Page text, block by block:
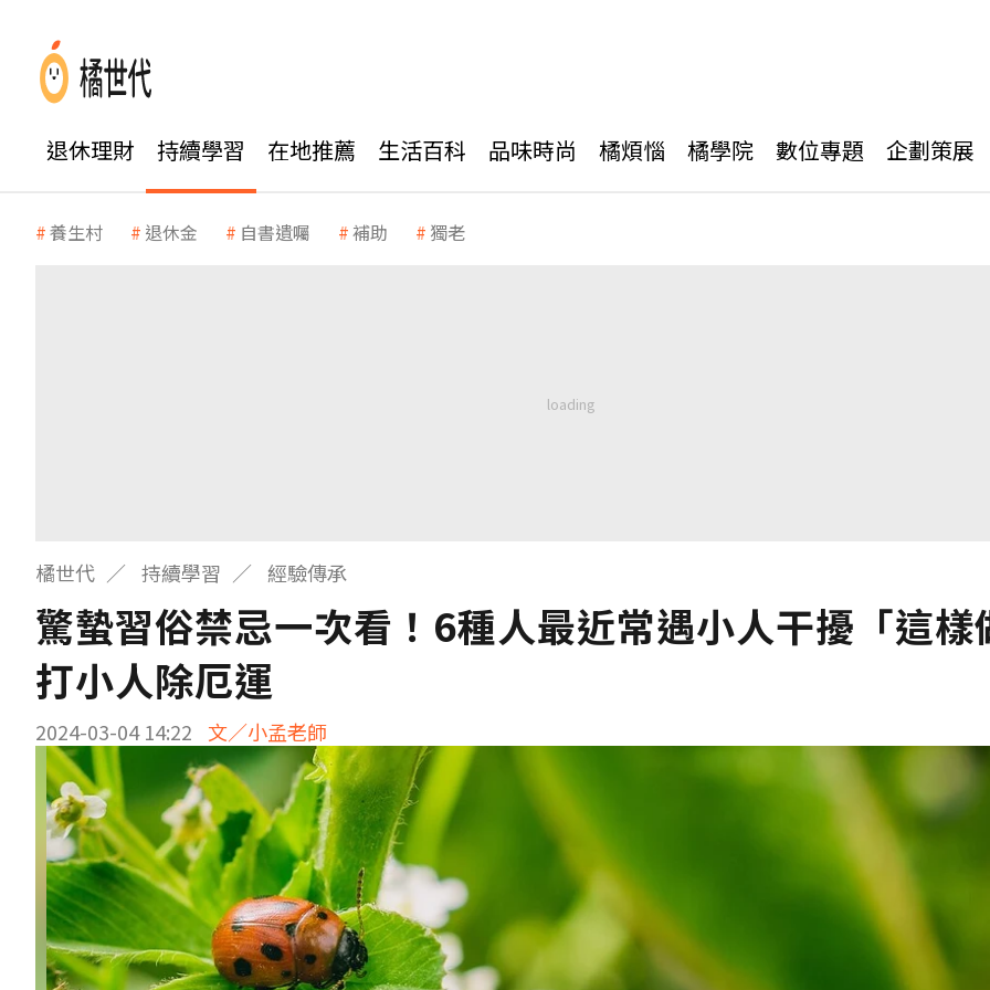
退休理財 持續學習 在地推薦 生活百科 品味時尚 橘煩惱 橘學院 數位專題 企劃策展
養生村 退休金 自書遺囑 補助 獨老
橘世代 持續學習 經驗傳承
驚蟄習俗禁忌一次看！6種人最近常遇小人干擾「這樣
打小人除厄運
2024-03-04 14:22 文／小孟老師